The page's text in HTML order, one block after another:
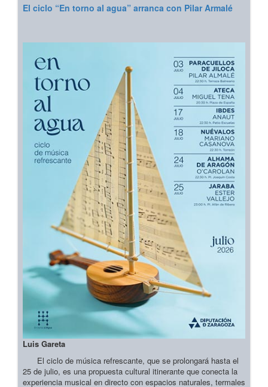
El ciclo “En torno al agua” arranca con Pilar Armalé
Luis Gareta
El ciclo de música refrescante, que se prolongará hasta el
25 de julio, es una propuesta cultural itinerante que conecta la
experiencia musical en directo con espacios naturales, termales